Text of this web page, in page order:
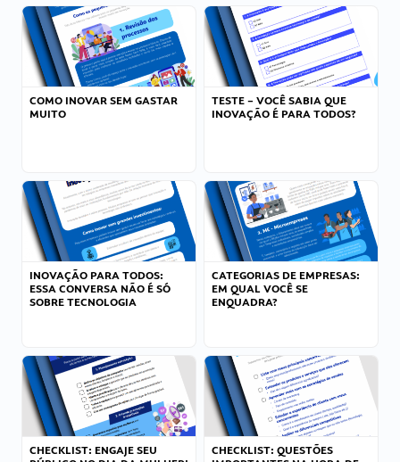
COMO INOVAR SEM GASTAR
MUITO
TESTE – VOCÊ SABIA QUE
INOVAÇÃO É PARA TODOS?
INOVAÇÃO PARA TODOS:
ESSA CONVERSA NÃO É SÓ
SOBRE TECNOLOGIA
CATEGORIAS DE EMPRESAS:
EM QUAL VOCÊ SE
ENQUADRA?
CHECKLIST: ENGAJE SEU
CHECKLIST: QUESTÕES